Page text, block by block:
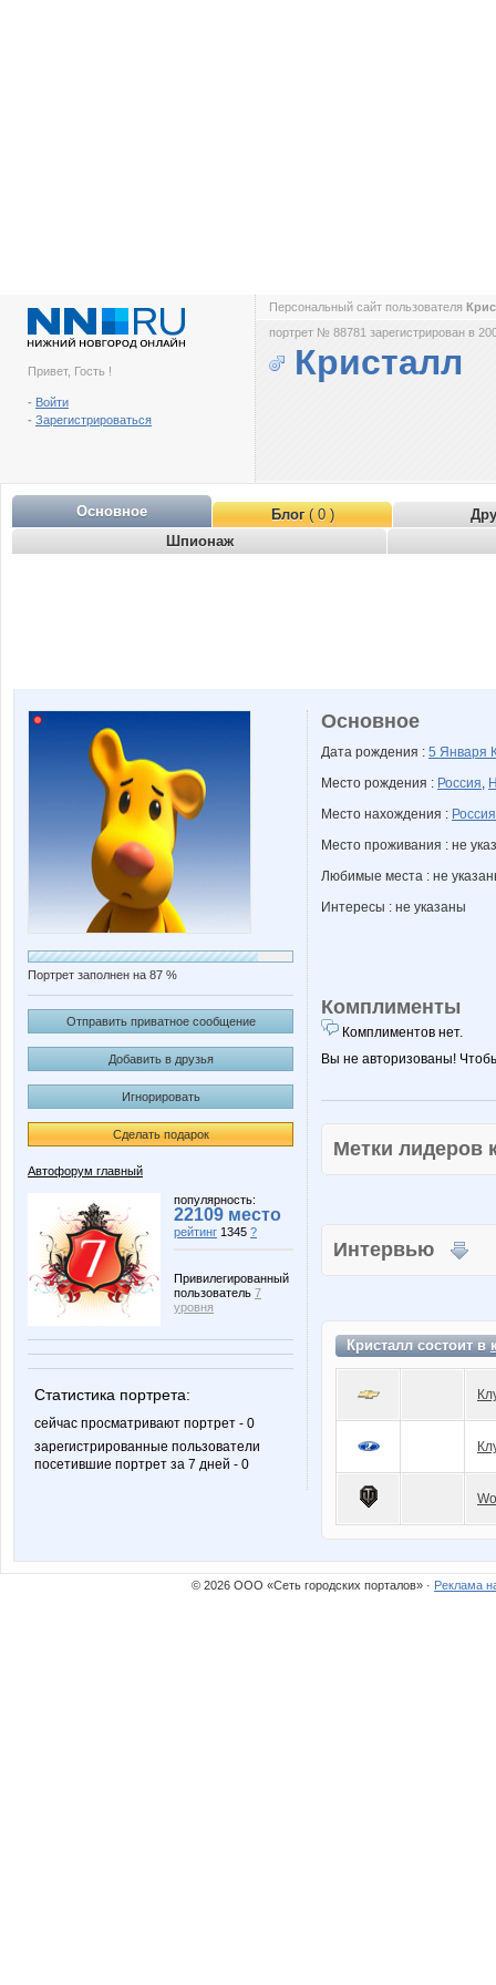
Привет, Гость !
- Войти
- Зарегистрироваться
Персональный сайт пользователя
портрет № 88781 зарегистрирован в
Кристалл
Основное Блог( 0 )
Шпионаж
Портрет заполнен на 87 %
Отправить приватное сообщение
Добавить в друзья
Игнорировать
Сделать подарок
Автофорум главный
популярность:
22109 место
рейтинг 1345 ?
Привилегированный
пользователь 7
уровня
Статистика портрета:
сейчас просматривают портрет - 0
зарегистрированные пользователи
посетившие портрет за 7 дней - 0
Основное
Дата рождения : 5 Января
Место рождения : Россия,
Место нахождения : Россия
Место проживания : не
Любимые места : не
Интересы : не указаны
Комплименты
Комплиментов нет.
Вы не авторизованы!
Метки
Интервью
Кристалл состоит в
© 2026 ООО «Сеть городских порталов» · Реклама